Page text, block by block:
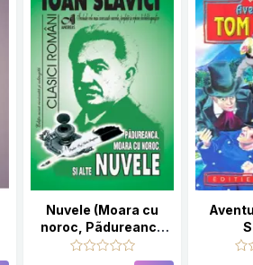
Nuvele (Moara cu
noroc, Pãdureanca
s.a.)